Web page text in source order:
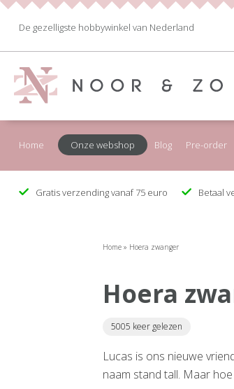
De gezelligste hobbywinkel van Nederland
Home Onze webshop Blog Pre-order
Gratis verzending vanaf 75 euro Betaal
Home » Hoera zwanger
Hoera
5005 keer gelezen
Lucas is ons nieuwe
naam stand tall. Maar